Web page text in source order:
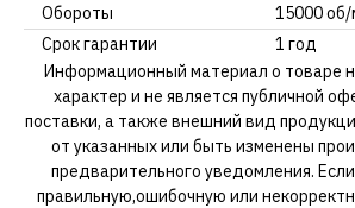
Обороты
15000
Срок гарантии
1 год
Информационный материал о товаре
характер и не является публичной
поставки, а также внешний вид
от указанных или быть изменены
предварительного уведомления.
правильную,ошибочную или